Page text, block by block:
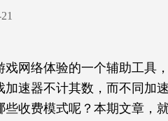
网络体验的一个辅助工具
速器不计其数，而不同加
些收费模式呢？本期文章，